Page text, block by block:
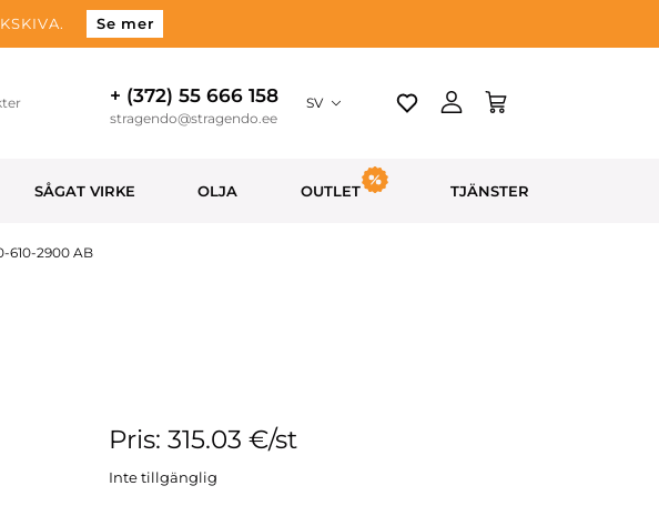
Se mer
+ (372) 55 666 158
stragendo@stragendo.ee
SV
SÅGAT VIRKE OLJA OUTLET TJÄNSTER
610-2900 AB
Pris: 315.03 €/st
Inte tillgänglig